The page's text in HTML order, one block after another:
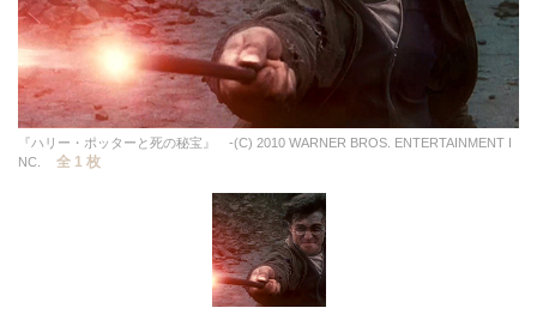
『ハリー・ポッターと死の秘宝』 -(C) 2010 WARNER BROS. ENTERTAINMENT I
NC.
全 1 枚